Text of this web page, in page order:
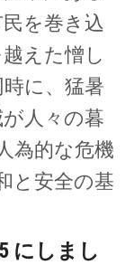
にしまし